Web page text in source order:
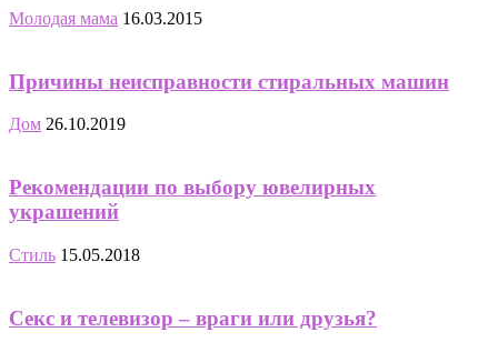
Молодая мама 16.03.2015
Причины неисправности стиральных машин
Дом 26.10.2019
Рекомендации по выбору ювелирных
украшений
Стиль 15.05.2018
Секс и телевизор – враги или друзья?